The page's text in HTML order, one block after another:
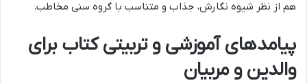
هم از نظر شیوه نگارش، جذاب و متناسب با گروه سنی مخاطب.
پیامدهای آموزشی و تربیتی کتاب برای
والدین و مربیان